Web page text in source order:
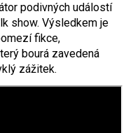
podivných událostí
show. Výsledkem je
fikce,
bourá zavedená
zážitek.